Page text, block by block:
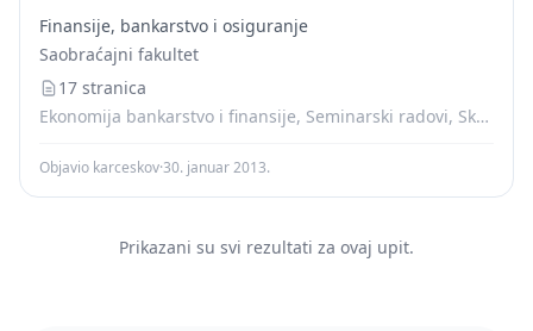
poslovni račun. Informatizacija i kompjuterizacija
olakšavaju bankarske poslove i...
Finansije, bankarstvo i osiguranje
Saobraćajni fakultet
17 stranica
Ekonomija bankarstvo i finansije, Seminarski radovi, Skripte
Objavio karceskov·30. januar 2013.
Prikazani su svi rezultati za ovaj upit.